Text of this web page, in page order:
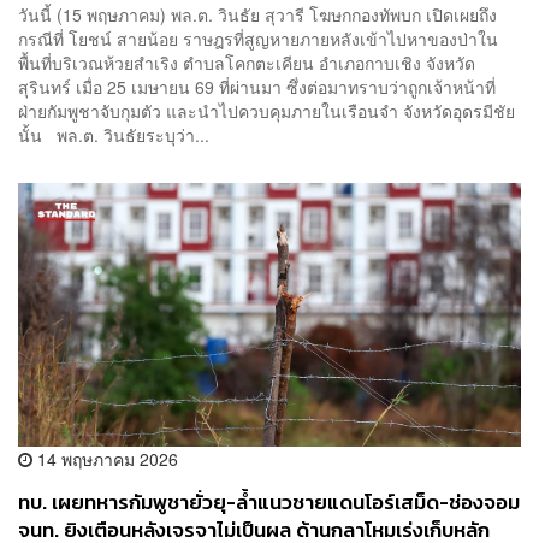
วันนี้ (15 พฤษภาคม) พล.ต. วินธัย สุวารี โฆษกกองทัพบก เปิดเผยถึง
กรณีที่ โยชน์ สายน้อย ราษฎรที่สูญหายภายหลังเข้าไปหาของป่าใน
พื้นที่บริเวณห้วยสำเริง ตำบลโคกตะเคียน อำเภอกาบเชิง จังหวัด
สุรินทร์ เมื่อ 25 เมษายน 69 ที่ผ่านมา ซึ่งต่อมาทราบว่าถูกเจ้าหน้าที่
ฝ่ายกัมพูชาจับกุมตัว และนำไปควบคุมภายในเรือนจำ จังหวัดอุดรมีชัย
นั้น พล.ต. วินธัยระบุว่า...
14 พฤษภาคม 2026
​​ทบ. เผยทหารกัมพูชายั่วยุ-ล้ำแนวชายแดนโอร์เสม็ด-ช่องจอม
จนท. ยิงเตือนหลังเจรจาไม่เป็นผล ด้านกลาโหมเร่งเก็บหลัก